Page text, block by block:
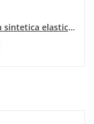
Cintura sintetica elastica a pieghe Taupe Scuro